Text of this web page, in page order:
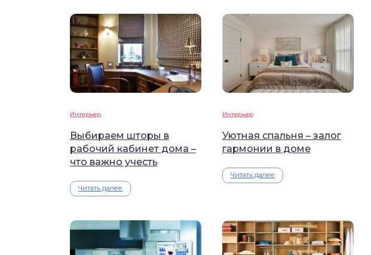
Интерьер
Выбираем шторы в
рабочий кабинет дома –
что важно учесть
Читать далее
Интерьер
Уютная спальня – залог
гармонии в доме
Читать далее